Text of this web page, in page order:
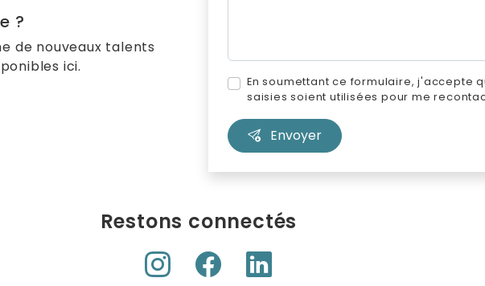
?
de nouveaux talents
ici.
En soumettant ce formulaire, j'accepte
saisies soient utilisées pour me
Envoyer
Restons connectés